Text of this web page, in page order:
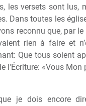
les versets sont lus,
Dans toutes les
reconnu que, par
rien à faire et
Que tous soient
l'Écriture: «Vous
je dois encore